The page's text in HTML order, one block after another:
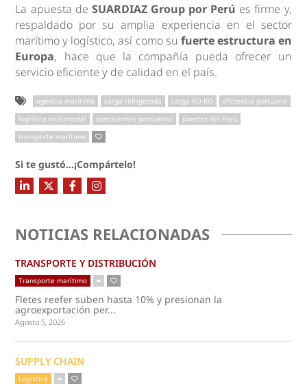
La apuesta de SUARDIAZ Group por Perú es firme y,
respaldado por su amplia experiencia en el sector
marítimo y logístico, así como su fuerte estructura en
Europa, hace que la compañía pueda ofrecer un
servicio eficiente y de calidad en el país.
agencia marítima carga refrigerada carga RO-RO
eficiencia portuaria
logística multimodal
operaciones portuarias
puertos del Perú
transporte marítimo
Si te gustó...¡Compártelo!
NOTICIAS RELACIONADAS
TRANSPORTE Y DISTRIBUCIÓN
Transporte marítimo
Fletes reefer suben hasta 10% y presionan la
agroexportación per...
Agosto 5, 2026
SUPPLY CHAIN
Logística